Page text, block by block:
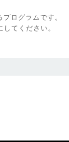
ログラムです。
てください。